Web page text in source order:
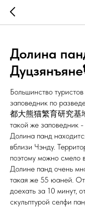
Долина
Большинство
заповедник по
都大熊猫繁育研究基
такой же
Долина панд
вблизи Чэнду.
поэтому можно смело
Долине панд очень
такая же 55 юаней.
доехать за 10 минут,
скульптурой селфи